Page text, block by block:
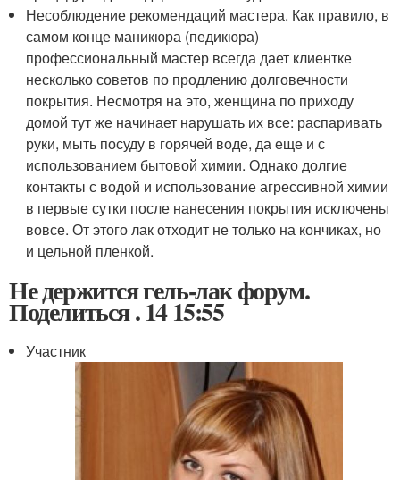
Несоблюдение рекомендаций мастера. Как правило, в
самом конце маникюра (педикюра)
профессиональный мастер всегда дает клиентке
несколько советов по продлению долговечности
покрытия. Несмотря на это, женщина по приходу
домой тут же начинает нарушать их все: распаривать
руки, мыть посуду в горячей воде, да еще и с
использованием бытовой химии. Однако долгие
контакты с водой и использование агрессивной химии
в первые сутки после нанесения покрытия исключены
вовсе. От этого лак отходит не только на кончиках, но
и цельной пленкой.
Не держится гель-лак форум.
Поделиться . 14 15:55
Участник